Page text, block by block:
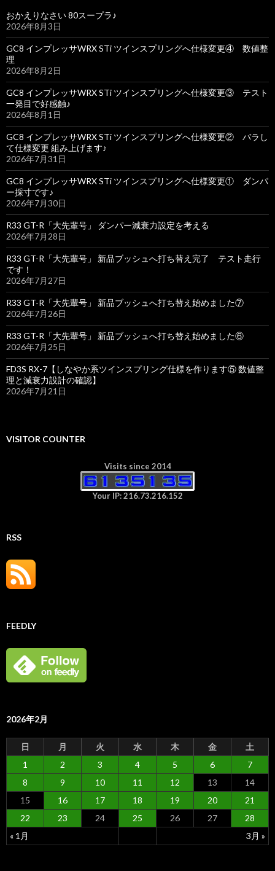
おかえりなさい 80スープラ♪
2026年8月3日
GC8 インプレッサWRX STi ツインスプリングへ仕様変更④ 数値整
理
2026年8月2日
GC8 インプレッサWRX STi ツインスプリングへ仕様変更③ テスト
一発目で好感触♪
2026年8月1日
GC8 インプレッサWRX STi ツインスプリングへ仕様変更② バラし
て仕様変更 組み上げます♪
2026年7月31日
GC8 インプレッサWRX STi ツインスプリングへ仕様変更① ダンパ
ー採寸です♪
2026年7月30日
R33 GT-R「大先輩号」 ダンパー減衰力設定を考える
2026年7月28日
R33 GT-R「大先輩号」 新品ブッシュへ打ち替え完了 テスト走行
です！
2026年7月27日
R33 GT-R「大先輩号」 新品ブッシュへ打ち替え始めました⑦
2026年7月26日
R33 GT-R「大先輩号」 新品ブッシュへ打ち替え始めました⑥
2026年7月25日
FD3S RX-7【しなやか系ツインスプリング仕様を作ります⑤ 数値整
理と減衰力設計の確認】
2026年7月21日
VISITOR COUNTER
Visits since 2014
Your IP: 216.73.216.152
RSS
FEEDLY
2026年2月
日 月 火 水 木 金 土
« 1月 3月 »
1 2 3 4 5 6
7
8
9 10 11 12 13
14
15
16 17 18 19 20
21
22
23 24 25 26 27 28